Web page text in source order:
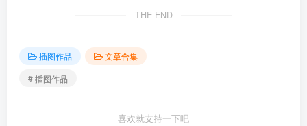
THE END
插图作品
文章合集
# 插图作品
喜欢就支持一下吧